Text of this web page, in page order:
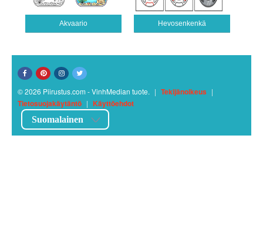
Akvaario Hevosenkenkä
© 2026 Piirustus.com - VinhMedian tuote. | Tekijänoikeus |
Tietosuojakäytäntö | Käyttöehdot
Suomalainen